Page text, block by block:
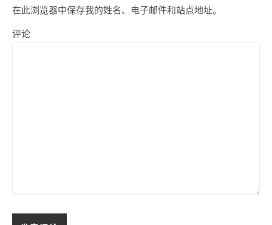
在此浏览器中保存我的姓名、电子邮件和站点地址。
评论